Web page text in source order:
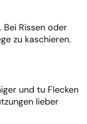
Rissen oder
zu kaschieren.
und tu Flecken
lieber